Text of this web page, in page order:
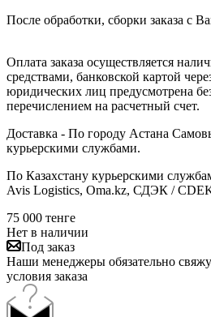
После обработки, сборки заказа с
Оплата заказа осуществляется
средствами, банковской картой
юридических лиц предусмотрена
перечислением на расчетный счет.
Доставка - По городу Астана
курьерскими службами.
По Казахстану курьерскими
Avis Logistics, Oma.kz, СДЭК /
75 000 тенге
Нет в наличии
Под заказ
Наши менеджеры обязательно
условия заказа